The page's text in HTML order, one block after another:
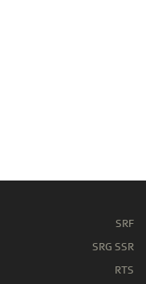
SRF
SRG SSR
RTS